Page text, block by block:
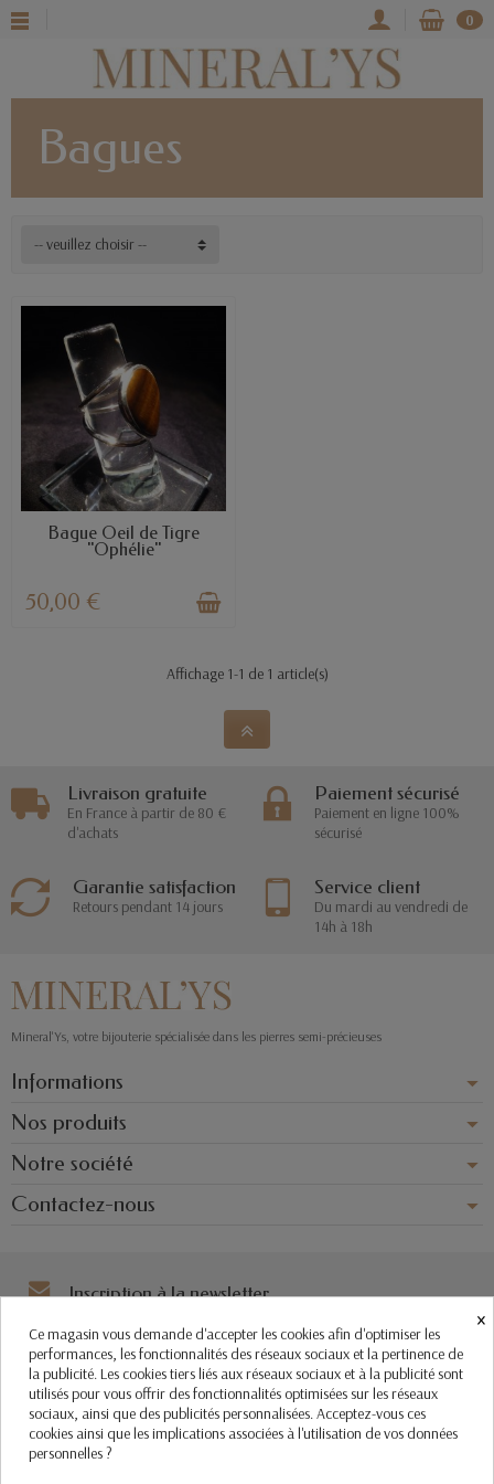
0
Bagues
-- veuillez choisir --
EN STOCK
Bague Oeil de Tigre
"Ophélie"
50,00 €
Affichage 1-1 de 1 article(s)
Livraison gratuite
En France à partir de 80 €
d'achats
Paiement sécurisé
Paiement en ligne 100%
sécurisé
Garantie satisfaction
Retours pendant 14 jours
Service client
Du mardi au vendredi de
14h à 18h
Mineral'Ys, votre bijouterie spécialisée dans les pierres semi-précieuses
Informations
Nos produits
Notre société
Contactez-nous
Inscription à la newsletter
informations de contact dans les conditions d'utilisation du site.
×
Ce magasin vous demande d'accepter les cookies afin d'optimiser les
performances, les fonctionnalités des réseaux sociaux et la pertinence de
la publicité. Les cookies tiers liés aux réseaux sociaux et à la publicité sont
utilisés pour vous offrir des fonctionnalités optimisées sur les réseaux
sociaux, ainsi que des publicités personnalisées. Acceptez-vous ces
cookies ainsi que les implications associées à l'utilisation de vos données
personnelles ?